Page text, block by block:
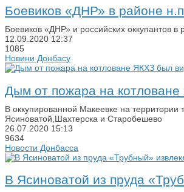
Боевиков «ДНР» в районе
Боевиков «ДНР» и российских оккупантов
12.09.2020 12:37
1085
Новини Донбасу
Дым от пожара на
В оккупированной Макеевке на
Ясиноватой,Шахтерска и Старобешево
26.07.2020 15:13
9634
Новости Донбасса
В Ясиноватой из пруда